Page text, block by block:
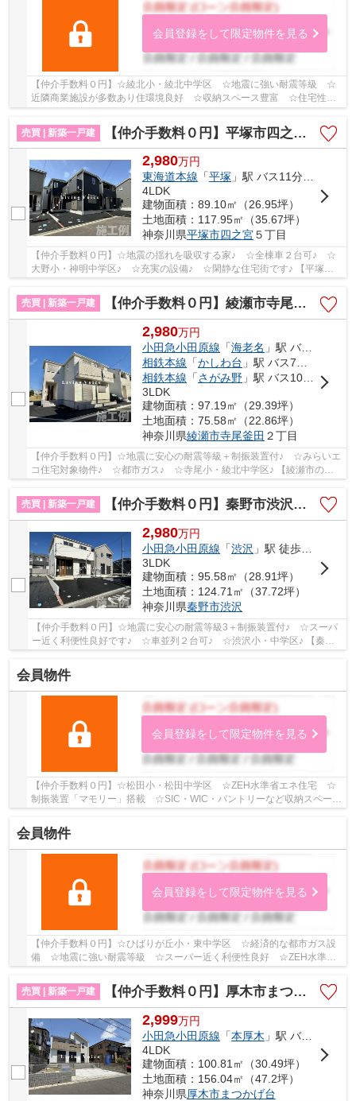
会員登録をして限定物件を見る
【仲介手数料０円】☆綾北小・綾北中学区 ☆地震に強い耐震等級 ☆
近隣商業施設が多数あり住環境良好 ☆収納スペース豊富 ☆住宅性能
表示取得物件♪ 【綾瀬市の新築一戸建てのことならリ...
売買 | 新築一戸建
【仲介手数料０円】平塚市四之宮第28 新築一戸建て 全4棟
2,980万円
東海道本線 「平塚」駅 バス11分 「前鳥神社前」 停歩1分
4LDK
建物面積：89.10㎡（26.95坪）
土地面積：117.95㎡（35.67坪）
神奈川県平塚市四之宮５丁目
【仲介手数料０円】☆地震の揺れを吸収する家♪ ☆全棟車２台可♪ ☆
大野小・神明中学区♪ ☆充実の設備♪ ☆閑静な住宅街です♪ 【平塚市
売買 | 新築一戸建
【仲介手数料０円】綾瀬市寺尾釜田第5 新築一戸建て
2,980万円
小田急小田原線 「海老名 」駅 バス15分 「釜田」 停歩6分
相鉄本線 「かしわ台 」駅 バス7分 「観音入口（神奈川県）」 停歩14分
相鉄本線 「さがみ野」駅 バス10分 「市民スポーツセンター北」 停歩8分
3LDK
建物面積：97.19㎡（29.39坪）
土地面積：75.58㎡（22.86坪）
神奈川県綾瀬市寺尾釜田 ２丁目
【仲介手数料０円】☆地震に安心の耐震等級＋制振装置付♪ ☆みらいエ
コ住宅対象物件♪ ☆都市ガス♪ ☆寺尾小・綾北中学区♪ 【綾瀬市の新
売買 | 新築一戸建
【仲介手数料０円】秦野市渋沢第31 新築一戸建て
2,980万円
小田急小田原線 「渋沢 」駅 徒歩25分
3LDK
建物面積：95.58㎡（28.91坪）
土地面積：124.71㎡（37.72坪）
神奈川県秦野市渋沢
【仲介手数料０円】☆地震に安心の耐震等級3＋制振装置付♪ ☆スーパ
ー近く利便性良好です♪ ☆車並列２台可♪ ☆渋沢小・中学区♪ 【秦野
会員物件
会員登録をして限定物件を見る
【仲介手数料０円】☆松田小・松田中学区 ☆ZEH水準省エネ住宅 ☆
制振装置「マモリー」搭載 ☆SIC・WIC・パントリーなど収納スペース
豊富 ☆18.9帖の広々としたLDK ☆眺望良好♪ 【松田...
会員物件
会員登録をして限定物件を見る
【仲介手数料０円】☆ひばりが丘小・東中学区 ☆経済的な都市ガス設
備 ☆地震に強い耐震等級 ☆スーパー近く利便性良好 ☆ZEH水準省
エネ住宅 ☆各居室収納スペース完備♪ 【座間市の新築...
売買 | 新築一戸建
【仲介手数料０円】厚木市まつかげ台2期 新築一戸建て
2,999万円
小田急小田原線 「本厚木 」駅 バス39分 「まつかげ台」 停歩3分
4LDK
建物面積：100.81㎡（30.49坪）
土地面積：156.04㎡（47.2坪）
神奈川県厚木市まつかげ台